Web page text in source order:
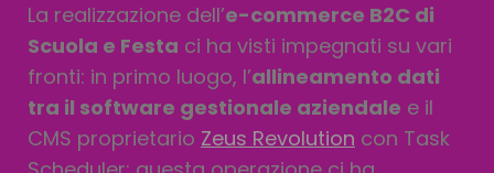
La realizzazione dell’e-commerce B2C di
Scuola e Festa ci ha visti impegnati su vari
fronti: in primo luogo, l’allineamento dati
tra il software gestionale aziendale e il
CMS proprietario Zeus Revolution con Task